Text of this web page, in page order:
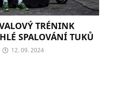
TRÉNINK
SPALOVÁNÍ TUKŮ
12. 09. 2024